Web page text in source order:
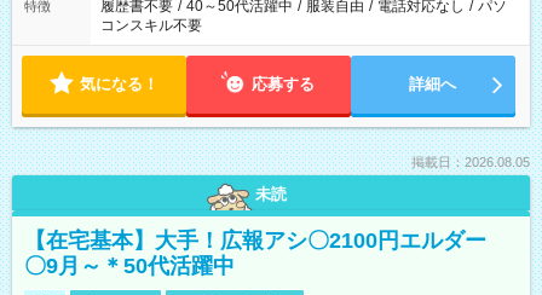
特徴 履歴書不要 / 40～50代活躍中 / 服装自由 / 電話対応なし / パソ
コンスキル不要
気になる！ 応募する 詳細へ
掲載日：2026.08.05
未読
【在宅基本】大手！広報アシ〇2100円エルダー
〇9月～＊50代活躍中